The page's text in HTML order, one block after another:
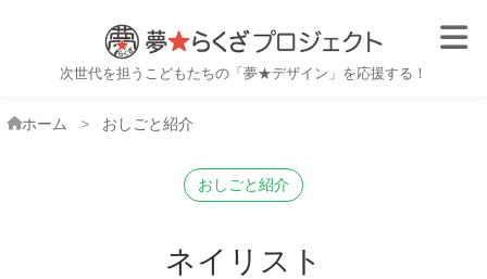
子ども職業体験・おしごと体
次世代を担うこどもたちの「夢★デザイン」を応援する！
ホーム おしごと紹介
おしごと紹介
ネイリスト